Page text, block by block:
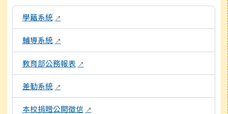
本區域包含校內行政系統連結，點擊後皆會另開視窗。
學籍系統 ↗
輔導系統 ↗
教育部公務報表 ↗
差勤系統 ↗
本校捐贈公開徵信 ↗